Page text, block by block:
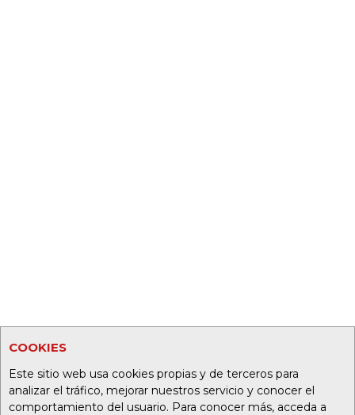
COOKIES
Este sitio web usa cookies propias y de terceros para
analizar el tráfico, mejorar nuestros servicio y conocer el
comportamiento del usuario. Para conocer más, acceda a